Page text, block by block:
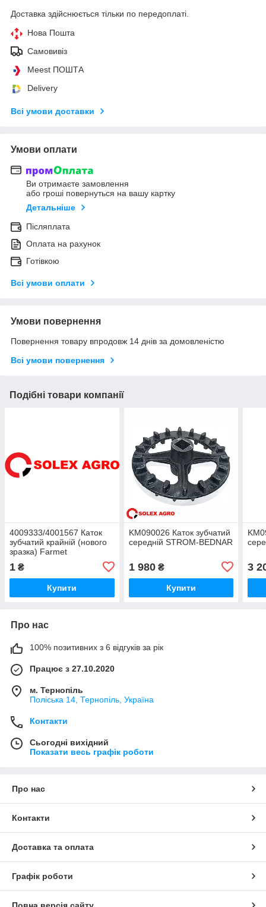
Доставка здійснюється тільки по передоплаті.
Нова Пошта
Самовивіз
Meest ПОШТА
Delivery
Всі умови доставки
Умови оплати
Ви отримаєте замовлення
або гроші повернуться на вашу картку
Детальніше
Післяплата
Оплата на рахунок
Готівкою
Всі умови оплати
Умови повернення
Повернення товару впродовж 14 днів за домовленістю
Всі умови повернення
Подібні товари компанії
4009333/4001567 Каток
зубчатий крайній (нового
зразка) Farmet
1 ₴
Купити
KM090026 Каток зубчатий
середній STROM-BEDNAR
1 980₴
Купити
3
Про нас
100% позитивних з 6 відгуків за рік
Працює з 27.10.2020
м. Тернопіль
Поліська 14, Тернопіль, Україна
Контакти
Сьогодні вихідний
Показати весь графік роботи
Про нас
Контакти
Доставка та оплата
Графік роботи